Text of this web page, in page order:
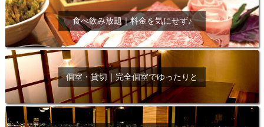
食べ飲み放題｜料金を気にせず♪
個室・貸切｜完全個室でゆったりと